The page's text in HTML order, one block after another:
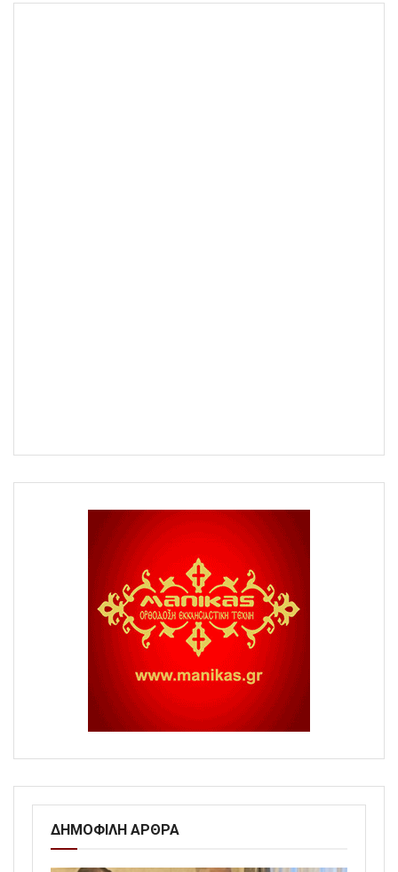
ΔΗΜΟΦΙΛΗ ΑΡΘΡΑ